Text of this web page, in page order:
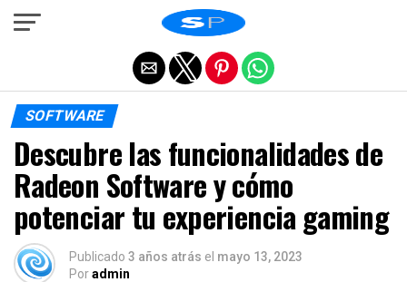
SOFTWARE
Descubre las funcionalidades de
Radeon Software y cómo
potenciar tu experiencia gaming
Publicado 3 años atrás el mayo 13, 2023
Poradmin
Salir de la versión móvil